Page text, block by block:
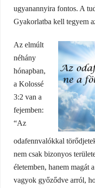
ugyanannyira fontos. A
Gyakorlatba kell tegyem
Az elmúlt
néhány
hónapban,
a Kolossé
3:2 van a
fejemben:
“Az
odafennvalókkal
nem csak bizonyos
életemben, hanem magát
vagyok győződve arról,